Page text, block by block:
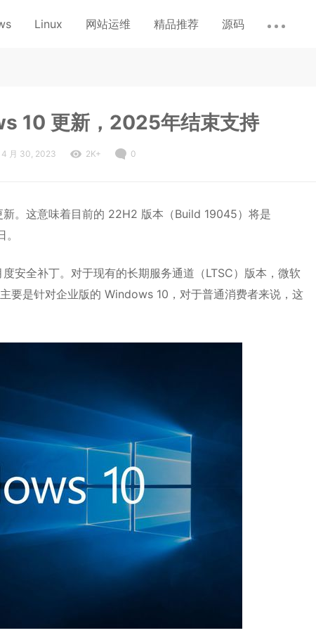
Linux 网站运维 精品推荐 源码
10 更新，2025年结束支持
4 月 30, 2023 2K+ 0
。这意味着目前的 22H2 版本（Build 19045）将是
全补丁。对于现有的长期服务通道（LTSC）版本，微软
要是针对企业版的 Windows 10，对于普通消费者来说，这